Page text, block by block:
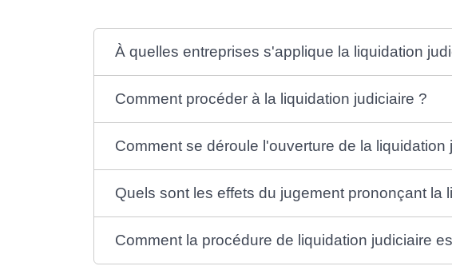
À quelles entreprises s'applique la liquidation
Comment procéder à la liquidation judiciaire ?
Comment se déroule l'ouverture de la liquidation
Quels sont les effets du jugement prononçant la
Comment la procédure de liquidation judiciaire